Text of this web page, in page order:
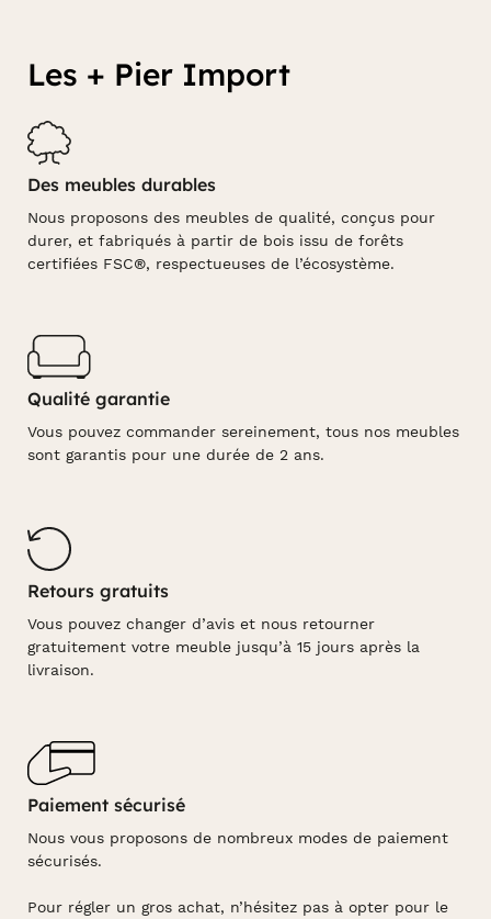
Les + Pier Import
Des meubles durables
Nous proposons des meubles de qualité, conçus pour
durer, et fabriqués à partir de bois issu de forêts
certifiées FSC®, respectueuses de l’écosystème.
Qualité garantie
Vous pouvez commander sereinement, tous nos meubles
sont garantis pour une durée de 2 ans.
Retours gratuits
Vous pouvez changer d’avis et nous retourner
gratuitement votre meuble jusqu’à 15 jours après la
livraison.
Paiement sécurisé
Nous vous proposons de nombreux modes de paiement
sécurisés.
Pour régler un gros achat, n’hésitez pas à opter pour le